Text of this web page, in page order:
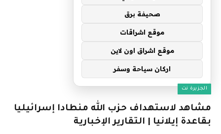
الجزيرة نت
مشاهد لاستهداف حزب الله منطادا إسرائيليا
بقاعدة إيلانيا | التقارير الإخبارية
صحيفة برق
موقع اشراقات
موقع اشراق اون لاين
اركان سياحة وسفر